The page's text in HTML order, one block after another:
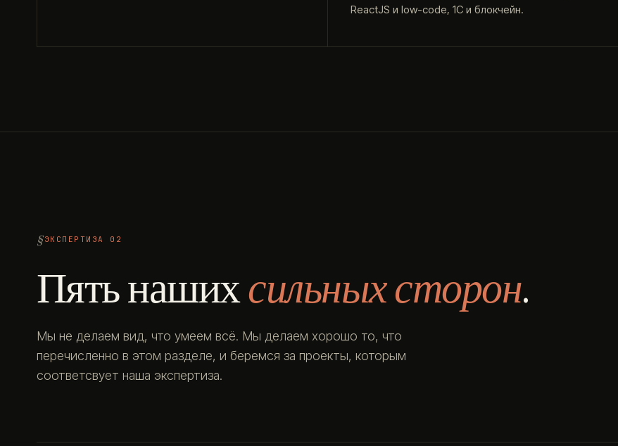
ReactJS и low-code, 1С и блокчейн.
ЭКСПЕРТИЗА 02
Пять нашихсильных сторон.
Мы не делаем вид, что умеем всё. Мы делаем хорошо то, что
перечисленно в этом разделе, и беремся за проекты, которым
соответсвует наша экспертиза.